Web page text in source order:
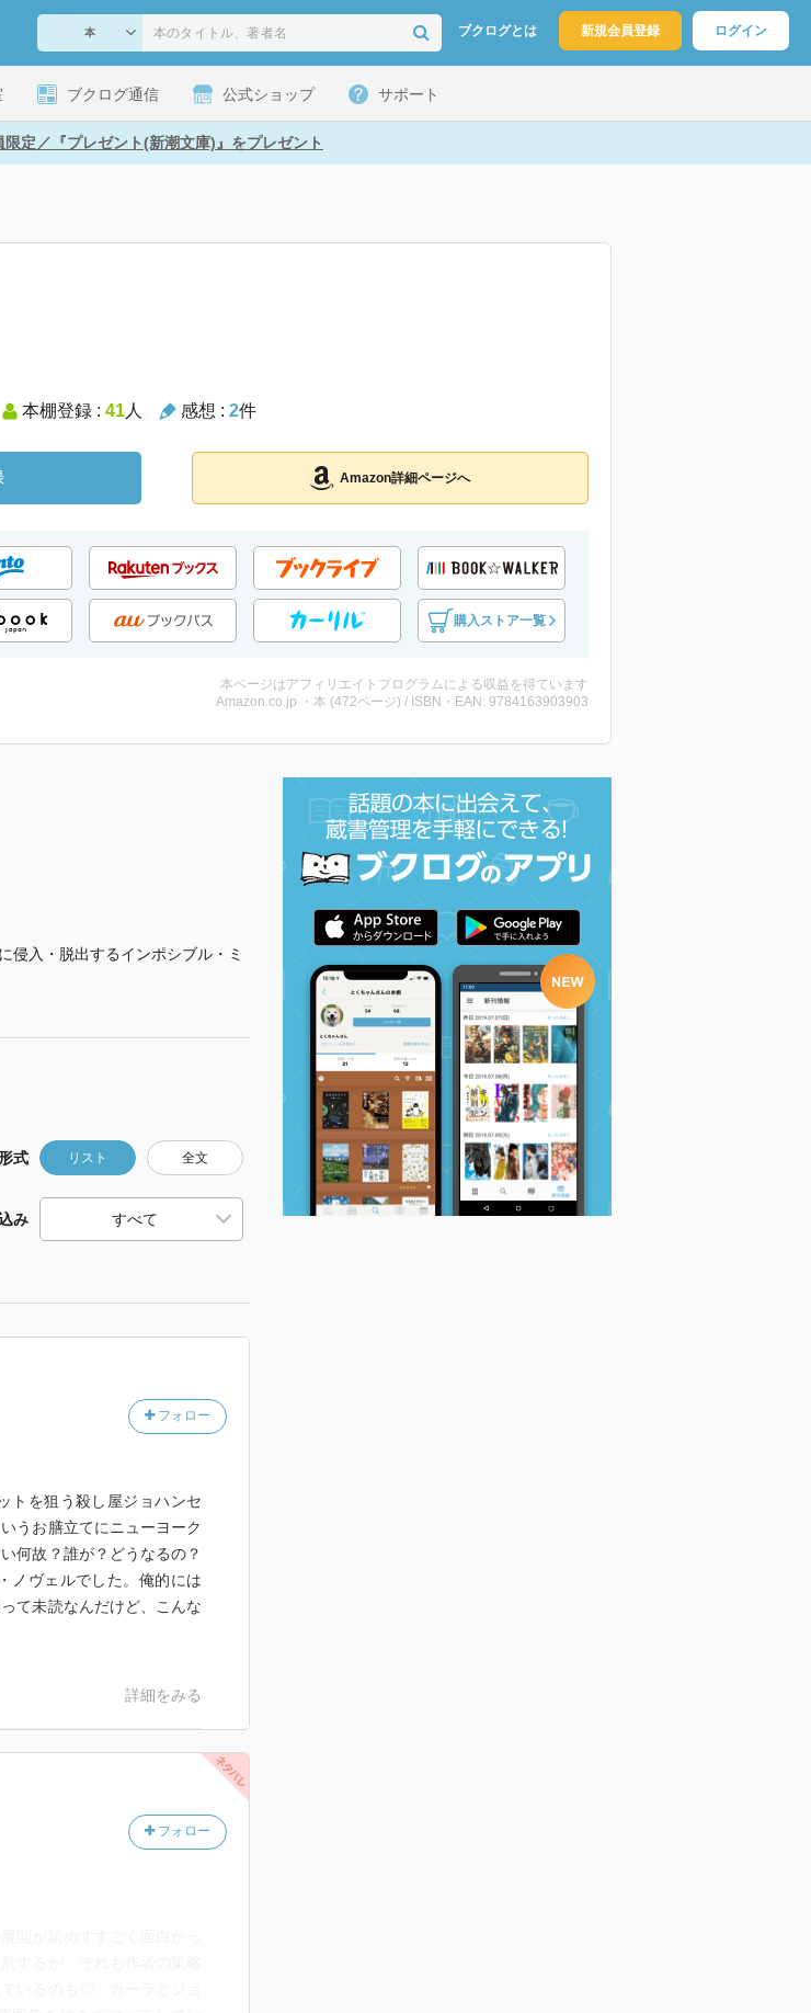
ブクログとは 新規会員登録 ログイン
ブクログ通信 公式ショップ サポート
限定／『プレゼント(新潮文庫)』をプレゼント
本棚登録 : 41人 感想 : 2件
Amazon詳細ページへ
購入ストア一覧
本ページはアフィリエイトプログラムによる収益を得ています
Amazon.co.jp ・本 (472ページ) / ISBN・EAN: 9784163903903
侵入・脱出するインポシブル・ミ
式 リスト 全文
み
フォロー
トを狙う殺し屋ジョハンセ
うお膳立てにニューヨーク
何故？誰が？どうなるの？
ノヴェルでした。俺的には
て未読なんだけど、こんな
詳細をみる
フォロー